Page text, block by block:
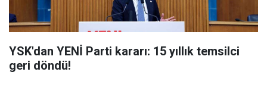
YSK'dan YENİ Parti kararı: 15 yıllık temsilci
geri döndü!